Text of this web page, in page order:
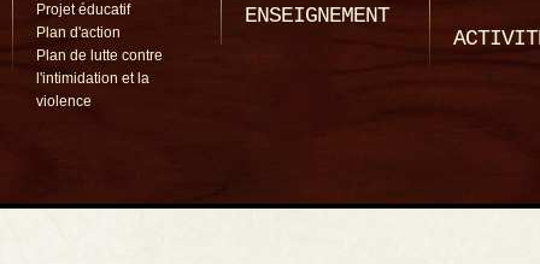
Projet éducatif
Plan d'action
Plan de lutte contre
l'intimidation et la
violence
ENSEIGNEMENT